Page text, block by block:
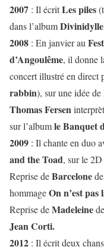
2007 : Il écritLes piles
dans l’albumDivinidylle
2008 : En janvier au
d’Angoulême, il donne
concert illustré en direct
rabbin), sur une idée de
Thomas Fersen
sur l’albumle Banquet
2009 : Il chante en duo
and the Toad, sur le
Reprise deBarcelonede
hommageOn n’est
Reprise deMadeleinede
Jean Corti.
2012 : Il écrit deux